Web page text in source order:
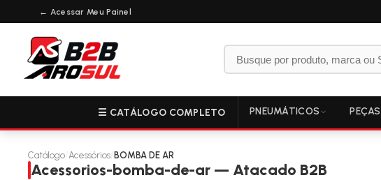
← Acessar Meu Painel
☰ CATÁLOGO COMPLETO PNEUMÁTICOS PEÇAS
Catálogo Acessórios BOMBA DE AR
Acessorios-bomba-de-ar — Atacado B2B